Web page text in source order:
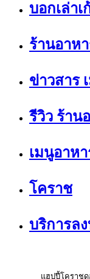
บอกเล่าเ
ร้านอาห
ข่าวสาร
รีวิว ร้าน
เมนูอาห
โคราช
บริการล
แฮปปี้โคราชด